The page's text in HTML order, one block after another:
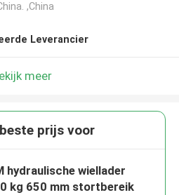
,China
Leverancier
meer
prijs voor
hydraulische wiellader
kg 650 mm stortbereik